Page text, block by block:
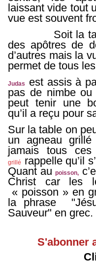
laissant vide tout
vue est souvent
Soit la table
des apôtres de
d’autres mais la
permet de tous
Judas
est assis à
pas de nimbe
peut tenir une
qu’il a reçu pour
Sur la table on
un agneau
jamais tous
grillé
rappelle qu’il
Quant aupoisson,
Christ car les
« poisson » en
la phrase
Sauveur" en grec.
S'abonner